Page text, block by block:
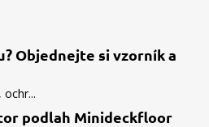
Objednejte si vzorník a
podlah Minideckfloor